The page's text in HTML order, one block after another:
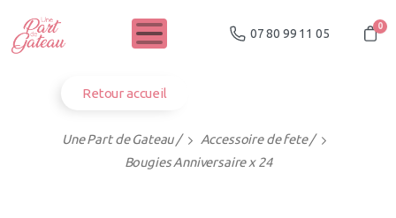
07 80 99 11 05 0
Retour accueil
Une Part de Gateau/ Accessoire de fete/
Bougies Anniversaire x 24